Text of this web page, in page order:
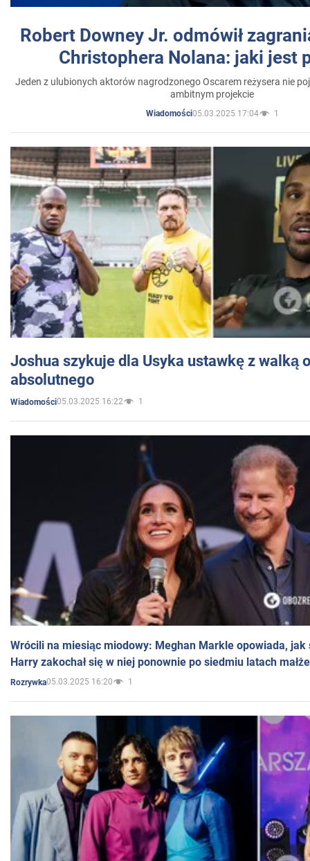
Robert Downey Jr. odmówił
Christophera Nolana: jaki jest
Jeden z ulubionych aktorów nagrodzonego Oscarem reżysera nie
ambitnym projekcie
Wiadomości05.03.2025 17:04 1
Joshua szykuje dla Usyka ustawkę z walką
absolutnego
Wiadomości05.03.2025 16:22 1
Wrócili na miesiąc miodowy: Meghan Markle opowiada, jak
Harry zakochał się w niej ponownie po siedmiu latach
Rozrywka05.03.2025 16:20 1